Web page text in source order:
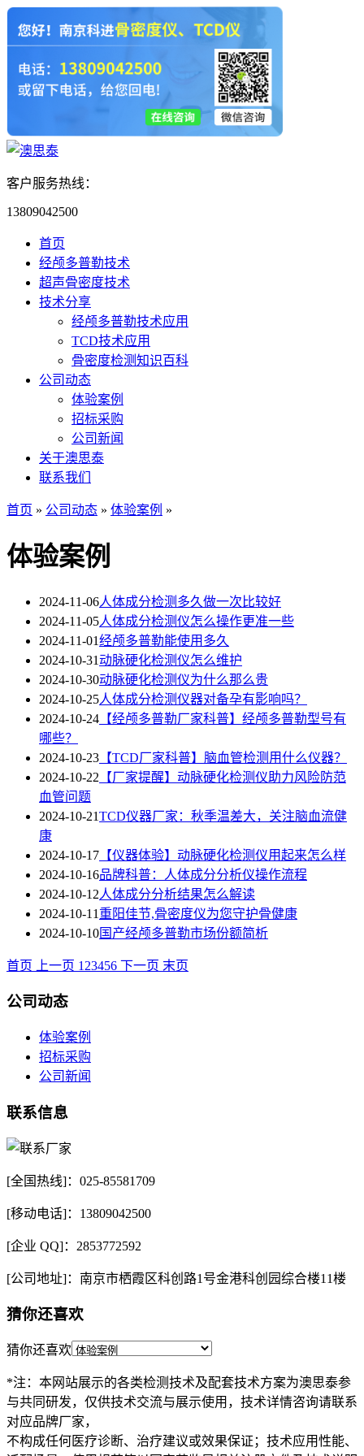
客户服务热线：
13809042500
首页
经颅多普勒技术
超声骨密度技术
技术分享
经颅多普勒技术应用
TCD技术应用
骨密度检测知识百科
公司动态
体验案例
招标采购
公司新闻
关于澳思泰
联系我们
首页 » 公司动态 » 体验案例 »
体验案例
2024-11-06人体成分检测多久做一次比较好
2024-11-05人体成分检测仪怎么操作更准一些
2024-11-01经颅多普勒能使用多久
2024-10-31动脉硬化检测仪怎么维护
2024-10-30动脉硬化检测仪为什么那么贵
2024-10-25人体成分检测仪器对备孕有影响吗？
2024-10-24 【经颅多普勒厂家科普】经颅多普勒型号有
哪些？
2024-10-23 【TCD厂家科普】脑血管检测用什么仪器？
2024-10-22 【厂家提醒】动脉硬化检测仪助力风险防范
血管问题
2024-10-21TCD仪器厂家：秋季温差大，关注脑血流健
康
2024-10-17 【仪器体验】动脉硬化检测仪用起来怎么样
2024-10-16品牌科普：人体成分分析仪操作流程
2024-10-12人体成分分析结果怎么解读
2024-10-11 重阳佳节,骨密度仪为您守护骨健康
2024-10-10国产经颅多普勒市场份额简析
首页 上一页 1 23456 下一页 末页
公司动态
体验案例
招标采购
公司新闻
联系信息
[全国热线]：025-85581709
[移动电话]：13809042500
[企业 QQ]：2853772592
[公司地址]：南京市栖霞区科创路1号金港科创园综合楼11楼
猜你还喜欢
猜你还喜欢
*注：本网站展示的各类检测技术及配套技术方案为澳思泰参
与共同研发，仅供技术交流与展示使用，技术详情咨询请联系
对应品牌厂家，
不构成任何医疗诊断、治疗建议或效果保证；技术应用性能、